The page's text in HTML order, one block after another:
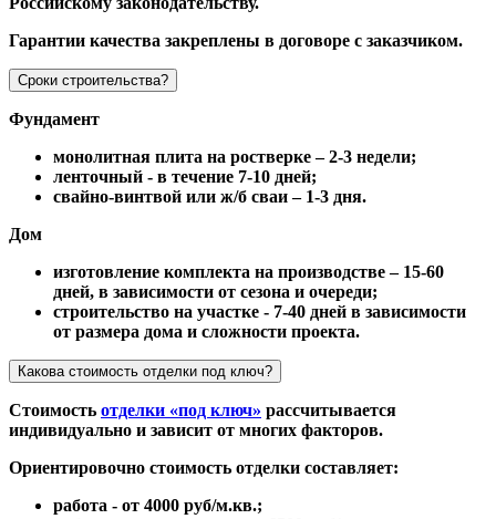
Гарантии качества закреплены в договоре с заказчиком.
Сроки строительства?
Фундамент
монолитная плита на ростверке – 2-3 недели;
ленточный - в течение 7-10 дней;
свайно-винтвой или ж/б сваи – 1-3 дня.
Дом
изготовление комплекта на производстве – 15-60
дней, в зависимости от сезона и очереди;
строительство на участке - 7-40 дней в зависимости
от размера дома и сложности проекта.
Какова стоимость отделки под ключ?
Стоимость отделки «под ключ» рассчитывается
индивидуально и зависит от многих факторов.
Ориентировочно стоимость отделки составляет:
работа - от 4000 руб/м.кв.;